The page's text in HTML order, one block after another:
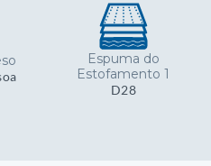
Espuma do
Estofamento 1
D28